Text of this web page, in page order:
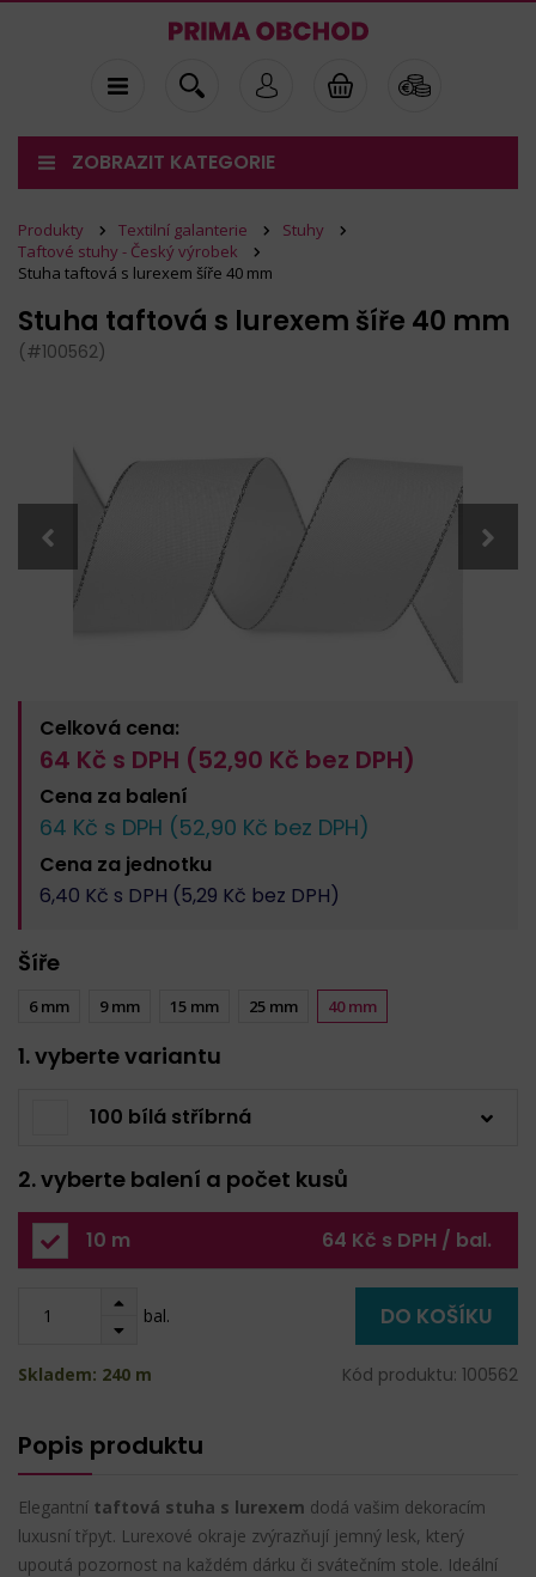
ZOBRAZIT KATEGORIE
Produkty Textilní galanterie
Stuhy
Taftové stuhy - Český výrobek
Stuha taftová s lurexem šíře 40 mm
Stuha taftová s lurexem šíře 40 mm
(#100562)
Celková cena:
64 Kč s DPH (52,90 Kč bez DPH)
Cena za balení
64 Kč s DPH (52,90 Kč bez DPH)
Cena za jednotku
6,40 Kč s DPH (5,29 Kč bez DPH)
Šíře
6 mm 9 mm 15 mm 25 mm 40 mm
1. vyberte variantu
100 bílá stříbrná
2. vyberte balení a počet kusů
10 m 64 Kč s DPH / bal.
bal. DO KOŠÍKU
Skladem: 240 m Kód produktu: 100562
Popis produktu
Elegantní taftová stuha s lurexem dodá vašim dekoracím
luxusní třpyt. Lurexové okraje zvýrazňují jemný lesk, který
upoutá pozornost na každém dárku či svátečním stole. Ideální